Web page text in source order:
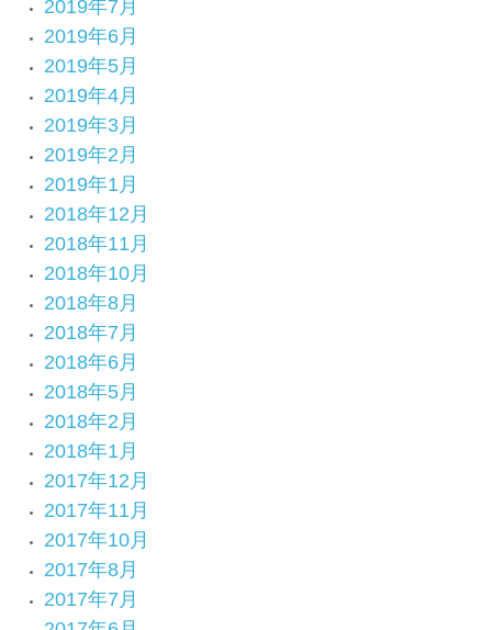
2019年7月
2019年6月
2019年5月
2019年4月
2019年3月
2019年2月
2019年1月
2018年12月
2018年11月
2018年10月
2018年8月
2018年7月
2018年6月
2018年5月
2018年2月
2018年1月
2017年12月
2017年11月
2017年10月
2017年8月
2017年7月